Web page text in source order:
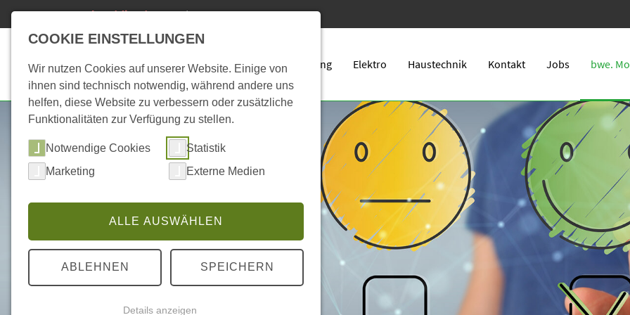
24h Notdienst 04491/93800-123(kostenpflichtig)
Start Biogas Heizung Elektro Haustechnik Kontakt Jobs bwe.
COOKIE EINSTELLUNGEN
Wir nutzen Cookies auf unserer Website. Einige von
ihnen sind technisch notwendig, während andere uns
helfen, diese Website zu verbessern oder zusätzliche
Funktionalitäten zur Verfügung zu stellen.
Notwendige Cookies
Statistik
Marketing
Externe Medien
ALLE AUSWÄHLEN
ABLEHNEN SPEICHERN
Details anzeigen